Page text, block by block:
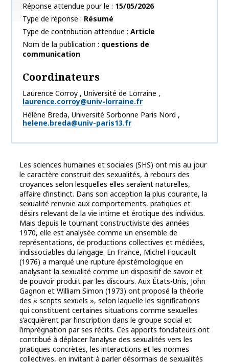
Réponse attendue pour le
15/05/2026
Type de réponse
Résumé
Type de contribution attendue
Article
Nom de la publication
questions de
communication
Coordinateurs
Laurence Corroy , Université de Lorraine ,
laurence.corroy@univ-lorraine.fr
Hélène Breda, Université Sorbonne Paris Nord ,
helene.breda@univ-paris13.fr
Les sciences humaines et sociales (SHS) ont mis au jour
le caractère construit des sexualités, à rebours des
croyances selon lesquelles elles seraient naturelles,
affaire d’instinct. Dans son acception la plus courante, la
sexualité renvoie aux comportements, pratiques et
désirs relevant de la vie intime et érotique des individus.
Mais depuis le tournant constructiviste des années
1970, elle est analysée comme un ensemble de
représentations, de productions collectives et médiées,
indissociables du langage. En France, Michel Foucault
(1976) a marqué une rupture épistémologique en
analysant la sexualité comme un dispositif de savoir et
de pouvoir produit par les discours. Aux États-Unis, John
Gagnon et William Simon (1973) ont proposé la théorie
des « scripts sexuels », selon laquelle les significations
qui constituent certaines situations comme sexuelles
s’acquièrent par l’inscription dans le groupe social et
l’imprégnation par ses récits. Ces apports fondateurs ont
contribué à déplacer l’analyse des sexualités vers les
pratiques concrètes, les interactions et les normes
collectives, en invitant à parler désormais de sexualités